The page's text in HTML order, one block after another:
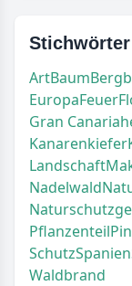
Stichwörter
ArtBaumBerg
EuropaFeuer
Gran Canaria
Kanarenkiefer
Landschaft
Nadelwald
Pflanzenteil
SchutzSpanien
Waldbrand